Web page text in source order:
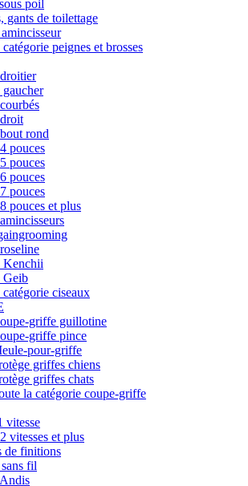
poil
gants de toilettage
peignes et brosses
rond
pouces
pouces
pouces
pouces
pouces et plus
Kenchii
Geib
ciseaux
griffe guillotine
griffe pince
pour-griffe
griffes chiens
griffes chats
la catégorie coupe-griffe
vitesse
vitesses et plus
de finitions
fil